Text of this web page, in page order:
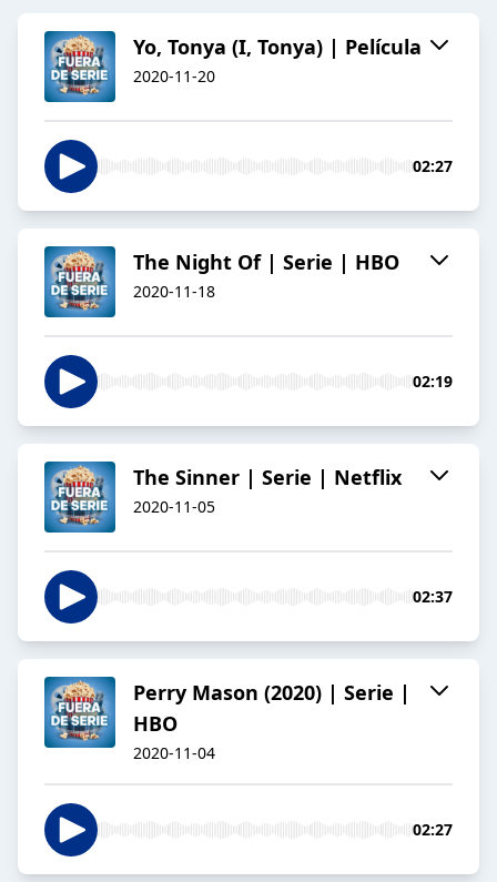
Yo, Tonya (I, Tonya) | Película
2020-11-20
02:27
The Night Of | Serie | HBO
2020-11-18
02:19
The Sinner | Serie | Netflix
2020-11-05
02:37
Perry Mason (2020) | Serie |
HBO
2020-11-04
02:27